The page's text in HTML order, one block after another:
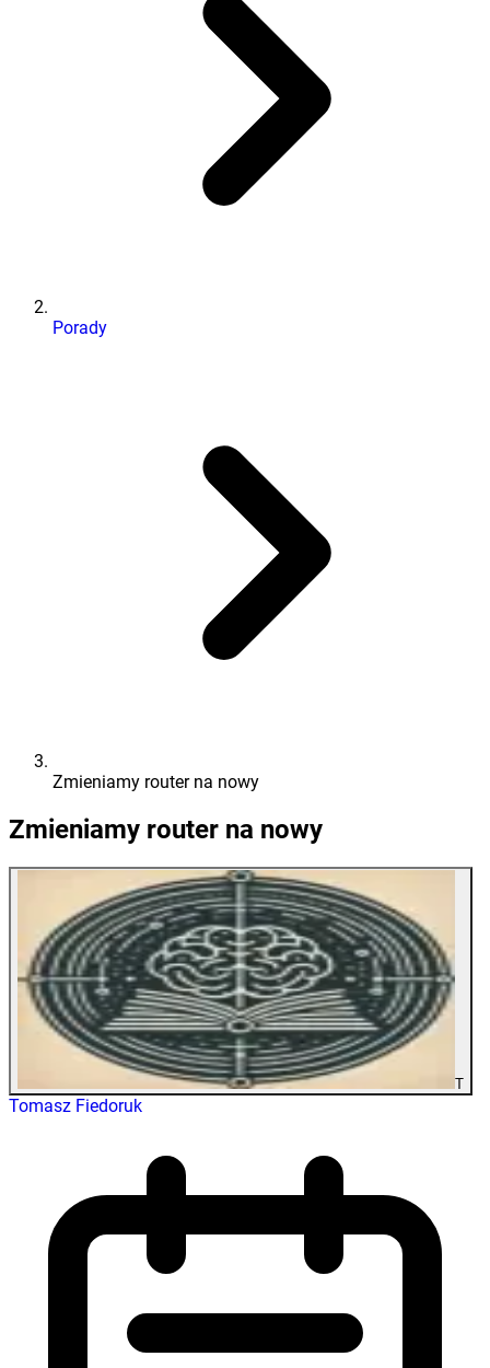
Porady
Zmieniamy router na nowy
Zmieniamy router na nowy
T
Tomasz Fiedoruk